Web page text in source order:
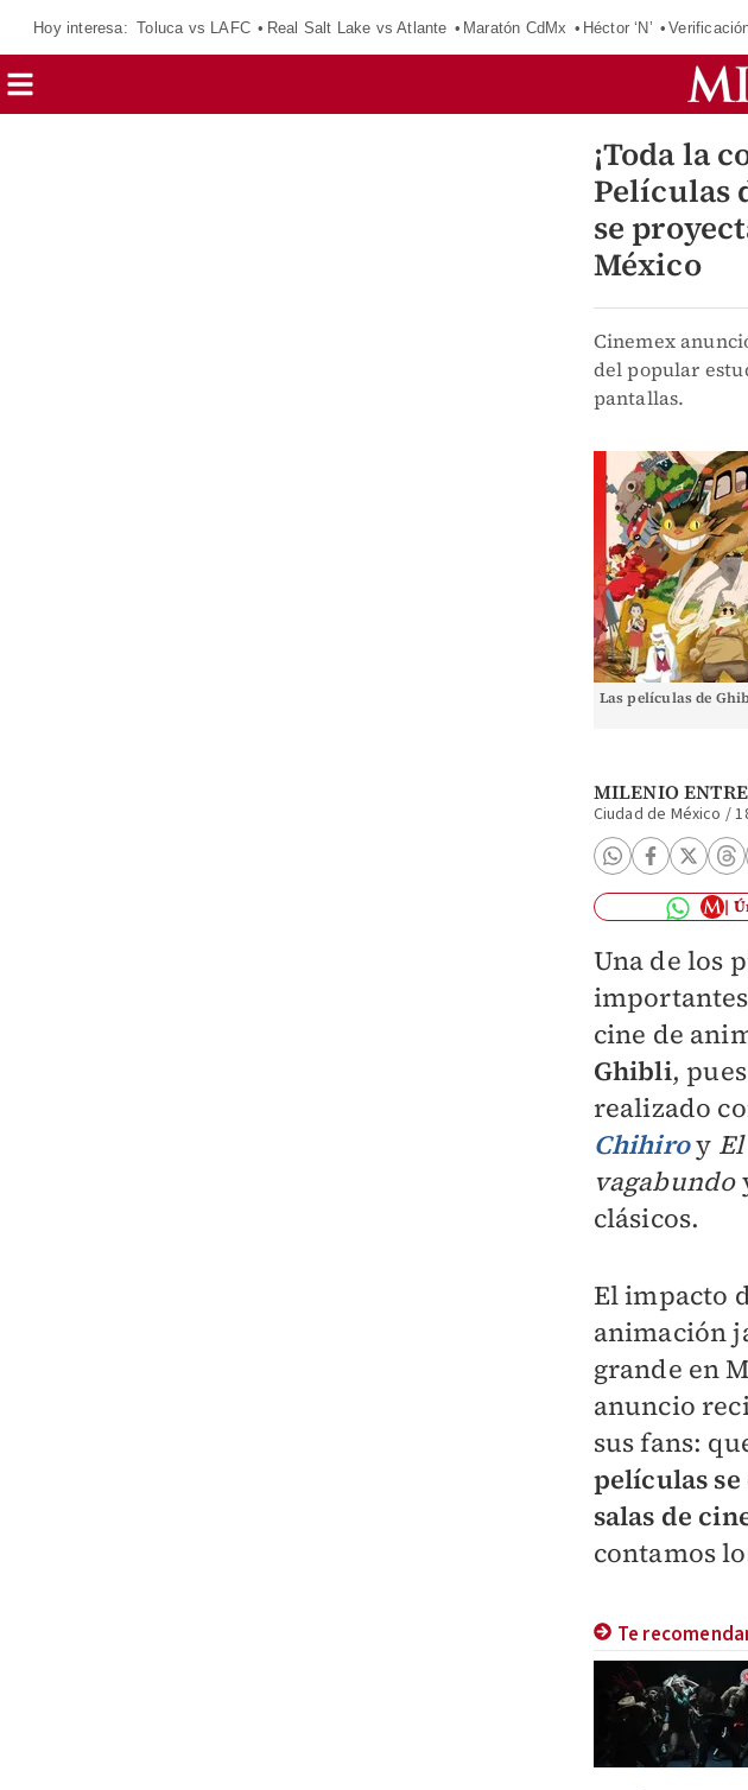
Hoy interesa: Toluca vs LAFC Real Salt Lake vs Atlante Maratón CdMx Héctor ‘N’
¡Toda la
Películas
se
México
Cinemex
del popular
pantallas.
Las películas de
MILENIO
Ciudad de México /
Una de los
cine de
Ghibli,
realizado
Chihiroy
vagabundo
clásicos.
El impacto
animación
grande en
anuncio
sus fans:
películas
salas de
contamos
Te